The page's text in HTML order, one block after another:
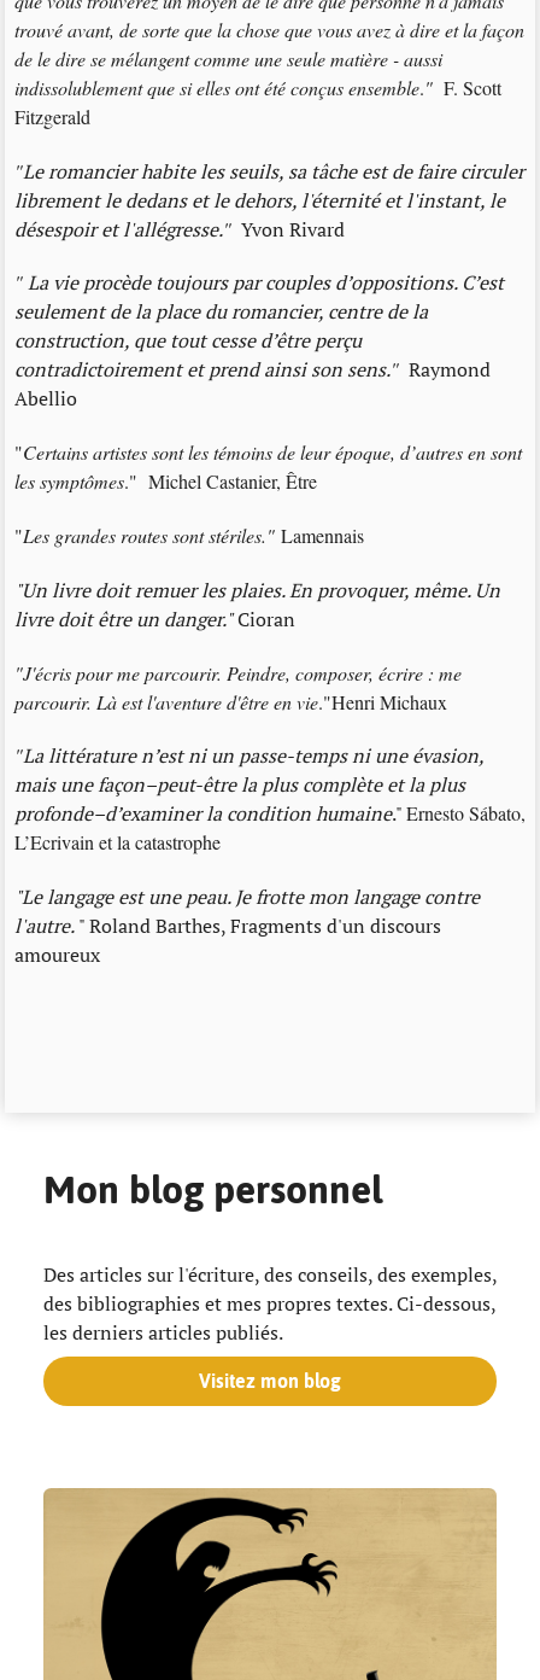
trouvé avant, de sorte que la chose que vous avez à dire et la façon
de le dire se mélangent comme une seule matière - aussi
indissolublement que si elles ont été conçus ensemble." F. Scott
Fitzgerald
"Le romancier habite les seuils, sa tâche est de faire circuler
librement le dedans et le dehors, l'éternité et l'instant, le
désespoir et l'allégresse." Yvon Rivard
"La vie procède toujours par couples d’oppositions. C’est
seulement de la place du romancier, centre de la
construction, que tout cesse d’être perçu
contradictoirement et prend ainsi son sens." Raymond
Abellio
"Certains artistes sont les témoins de leur époque, d’autres en sont
les symptômes." Michel Castanier, Être
"Les grandes routes sont stériles." Lamennais
"Un livre doit remuer les plaies. En provoquer, même. Un
livre doit être un danger."Cioran
"J'écris pour me parcourir. Peindre, composer, écrire : me
parcourir. Là est l'aventure d'être en vie."Henri Michaux
"La littérature n’est ni un passe-temps ni une évasion,
mais une façon–peut-être la plus complète et la plus
profonde–d’examiner la condition humaine."Ernesto Sábato,
L’Ecrivain et la catastrophe
"Le langage est une peau. Je frotte mon langage contre
l'autre." Roland Barthes, Fragments d'un discours
amoureux
Mon blog personnel
Des articles sur l'écriture, des conseils, des exemples,
des bibliographies et mes propres textes. Ci-dessous,
les derniers articles publiés.
Visitez mon blog